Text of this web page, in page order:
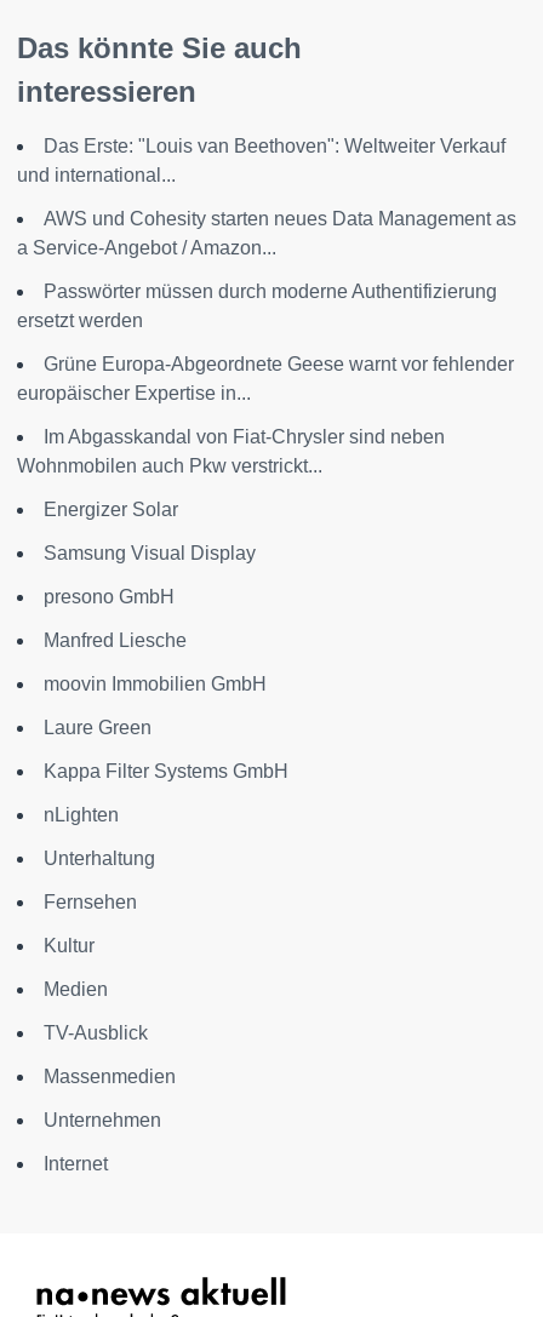
Das könnte Sie auch
interessieren
Das Erste: "Louis van Beethoven": Weltweiter Verkauf
und international...
AWS und Cohesity starten neues Data Management as
a Service-Angebot / Amazon...
Passwörter müssen durch moderne Authentifizierung
ersetzt werden
Grüne Europa-Abgeordnete Geese warnt vor fehlender
europäischer Expertise in...
Im Abgasskandal von Fiat-Chrysler sind neben
Wohnmobilen auch Pkw verstrickt...
Energizer Solar
Samsung Visual Display
presono GmbH
Manfred Liesche
moovin Immobilien GmbH
Laure Green
Kappa Filter Systems GmbH
nLighten
Unterhaltung
Fernsehen
Kultur
Medien
TV-Ausblick
Massenmedien
Unternehmen
Internet